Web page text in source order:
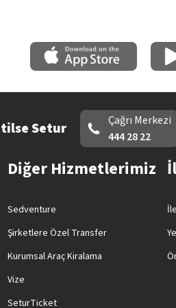
Setur
Çağrı Merkezi
444 28 22
Diğer Hizmetlerimiz
Sedventure
Şirketlere Özel Transfer
Kurumsal Araç Kiralama
Vize
SeturTicket